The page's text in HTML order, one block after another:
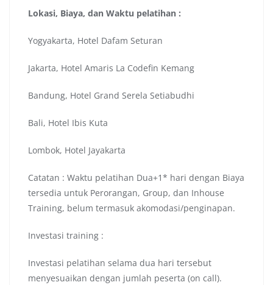
Lokasi, Biaya, dan Waktu pelatihan :
Yogyakarta, Hotel Dafam Seturan
Jakarta, Hotel Amaris La Codefin Kemang
Bandung, Hotel Grand Serela Setiabudhi
Bali, Hotel Ibis Kuta
Lombok, Hotel Jayakarta
Catatan : Waktu pelatihan Dua+1* hari dengan Biaya
tersedia untuk Perorangan, Group, dan Inhouse
Training, belum termasuk akomodasi/penginapan.
Investasi training :
Investasi pelatihan selama dua hari tersebut
menyesuaikan dengan jumlah peserta (on call).